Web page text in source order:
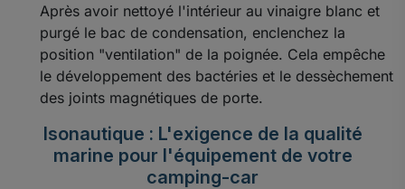
Après avoir nettoyé l'intérieur au vinaigre blanc et
purgé le bac de condensation, enclenchez la
position "ventilation" de la poignée. Cela empêche
le développement des bactéries et le dessèchement
des joints magnétiques de porte.
Isonautique : L'exigence de la qualité
marine pour l'équipement de votre
camping-car